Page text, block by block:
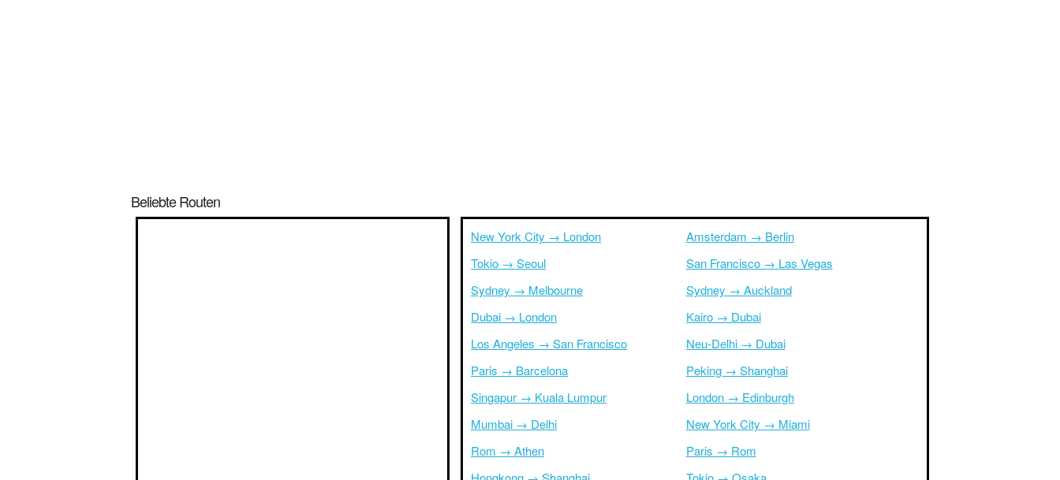
Beliebte Routen
New York City → London
Tokio → Seoul
Sydney → Melbourne
Dubai → London
Los Angeles → San Francisco
Paris → Barcelona
Singapur → Kuala Lumpur
Mumbai → Delhi
Rom → Athen
Amsterdam → Berlin
San Francisco → Las Vegas
Sydney → Auckland
Kairo → Dubai
Neu-Delhi → Dubai
Peking → Shanghai
London → Edinburgh
New York City → Miami
Paris → Rom